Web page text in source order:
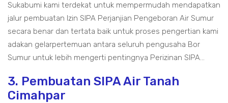
Sukabumi kami terdekat untuk mempermudah mendapatkan
jalur pembuatan Izin SIPA Perjanjian Pengeboran Air Sumur
secara benar dan tertata baik untuk proses pengertian kami
adakan gelarpertemuan antara seluruh pengusaha Bor
Sumur untuk lebih mengerti pentingnya Perizinan SIPA...
3. Pembuatan SIPA Air Tanah
Cimahpar